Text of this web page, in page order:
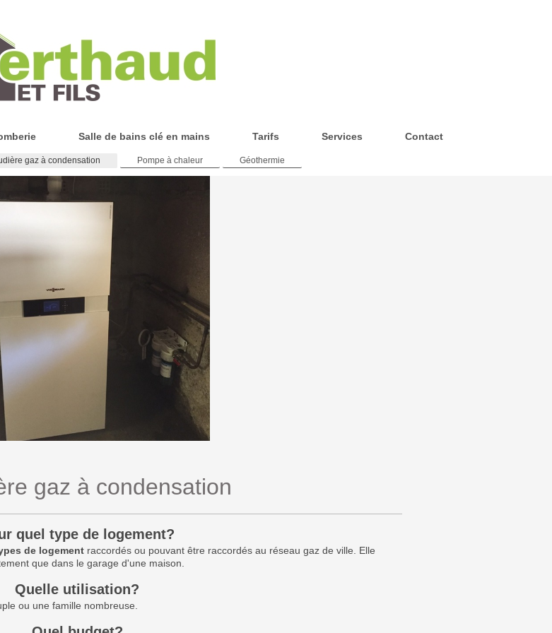
Salle de bains clé en mains Tarifs Services Contact
gaz à condensation Pompe à chaleur Géothermie
gaz à condensation
quel type de logement?
de logement raccordés ou pouvant être raccordés au réseau gaz de ville. Elle
que dans le garage d'une maison.
Quelle utilisation?
ou une famille nombreuse.